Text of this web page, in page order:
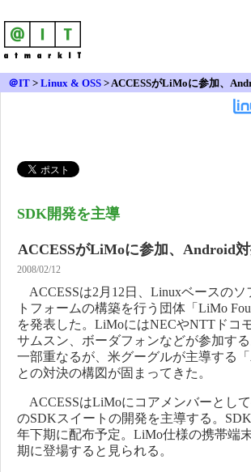
＠IT > Linux & OSS >ACCESSがLiMoに参加、
SDK開発を主導
ACCESSがLiMoに参加、Android
2008/02/12
ACCESSは2月12日、Linuxベースのソ
トフォームの構築を行う団体「LiMo
を発表した。LiMoにはNECやNTTドコ
サムスン、ボーダフォンなどが参加す
一部重なるが、米グーグルが主導する
との対決の構図が固まってきた。
ACCESSはLiMoにコアメンバーとし
のSDKスイートの開発を主導する。
年下期に配布予定。LiMo仕様の携帯端
期に登場すると見られる。